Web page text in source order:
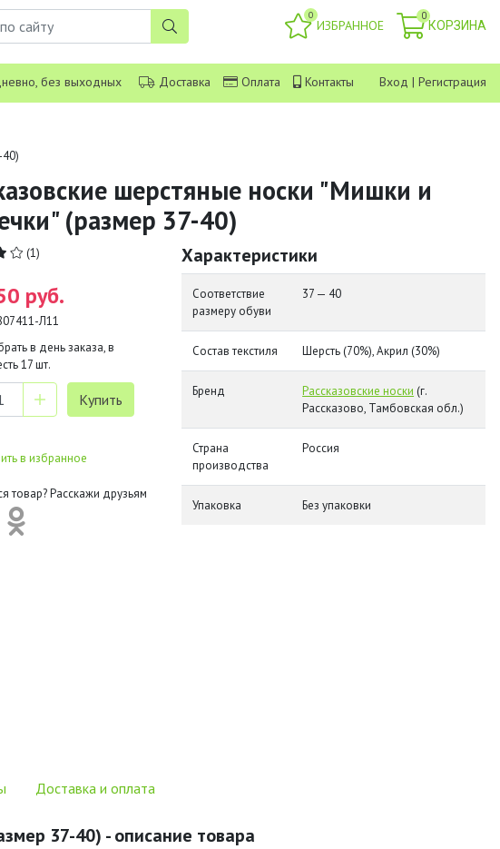
0
ИЗБРАННОЕ
0
КОРЗИНА
без выходных Доставка Оплата Контакты Вход | Регистрация
шерстяные носки "Мишки и
(размер 37-40)
(1)
руб.
Л11
в день заказа, в
17шт.
в избранное
товар? Расскажи друзьям
Характеристики
Соответствие
размеру обуви
37 — 40
Состав текстиля Шерсть (70%), Акрил (30%)
Бренд Рассказовские носки (г.
Рассказово, Тамбовская обл.)
Страна
производства
Россия
Упаковка Без упаковки
Доставка и оплата
37-40) - описание товара